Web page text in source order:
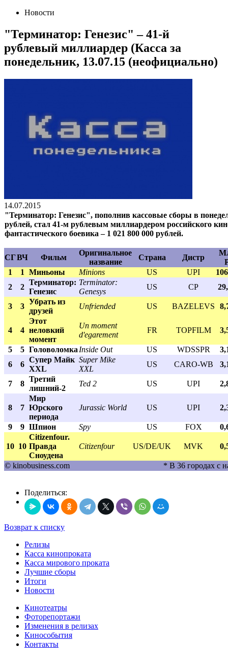
Новости
"Терминатор: Генезис" – 41-й
рублевый миллиардер (Касса за
понедельник, 13.07.15 (неофициально)
14.07.2015
"Терминатор: Генезис", пополнив кассовые сборы в
рублей, стал 41-м рублевым миллиардером российского
фантастического боевика – 1 021 800 000 рублей.
СГВЧ Фильм
Оригинальное
название
Страна Дистр
1
1 Миньоны Minions US UPI
2
2
Терминатор:
Генезис
Terminator:
Genesys
US CP
3 3
Убрать из
друзей
Unfriended US BAZELEVS
4 4
Этот
неловкий
момент
Un moment
d'egarement
FR TOPFILM
5 5 Головоломка Insidе Out US WDSSPR
6
6
Супер Майк
XXL
Super Mike
XXL
US CARO-WB
7 8
Третий
лишний-2
Ted 2 US UPI
8 7
Мир
Юрского
периода
Jurassic World US UPI
9 9 Шпион Spy US FOX
10 10
Citizenfour.
Правда
Сноудена
Citizenfour US/DE/UK MVK
© kinobusiness.com * В 36 городах с
Поделиться:
Возврат к списку
Релизы
Касса кинопроката
Касса мирового проката
Лучшие сборы
Итоги
Новости
Кинотеатры
Фоторепортажи
Изменения в релизах
Кинособытия
Контакты